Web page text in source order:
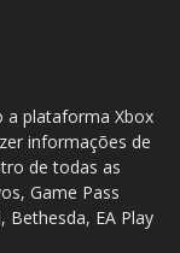
a plataforma Xbox
informações de
de todas as
Game Pass
Bethesda, EA Play